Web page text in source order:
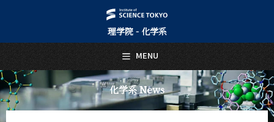
理学院 - 化学系
化学系 News
MENU
日本語 English
トップページ
Top Page
化学系について
About Us